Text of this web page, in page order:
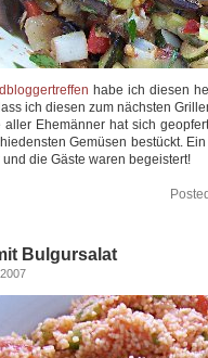
habe ich diesen
ich diesen zum nächsten
aller Ehemänner hat sich
Gemüsen bestückt.
und die Gäste waren begeistert!
Bulgursalat